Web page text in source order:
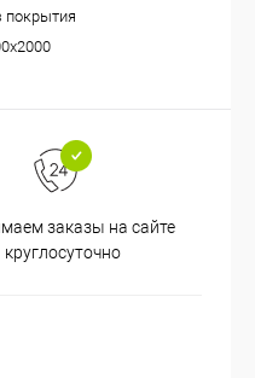
покрытия
заказы на сайте
круглосуточно